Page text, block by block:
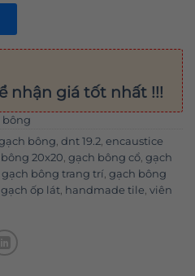
nhận giá tốt nhất !!!
bông
bông dnt 19.2 encaustice
20x20 gạch bông cổ gạch
gạch bông trang trí gạch bông
gạch ốp lát handmade tile viên